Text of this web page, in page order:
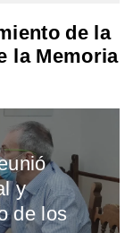
de la
la Memoria
y
de los